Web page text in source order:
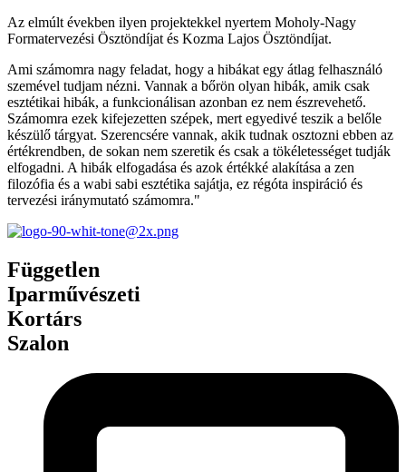
Az elmúlt években ilyen projektekkel nyertem Moholy-Nagy
Formatervezési Ösztöndíjat és Kozma Lajos Ösztöndíjat.
Ami számomra nagy feladat, hogy a hibákat egy átlag felhasználó
szemével tudjam nézni. Vannak a bőrön olyan hibák, amik csak
esztétikai hibák, a funkcionálisan azonban ez nem észrevehető.
Számomra ezek kifejezetten szépek, mert egyedivé teszik a belőle
készülő tárgyat. Szerencsére vannak, akik tudnak osztozni ebben az
értékrendben, de sokan nem szeretik és csak a tökéletességet tudják
elfogadni. A hibák elfogadása és azok értékké alakítása a zen
filozófia és a wabi sabi esztétika sajátja, ez régóta inspiráció és
tervezési iránymutató számomra."
Független
Iparművészeti
Kortárs
Szalon